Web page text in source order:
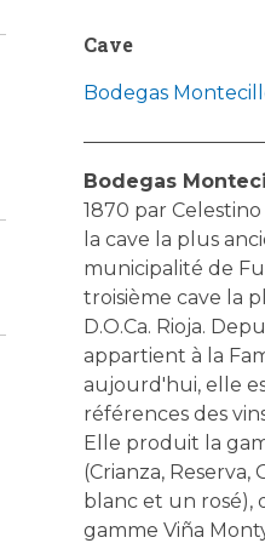
Cave
Bodegas
Bodegas
1870 par
la cave la plus
municipalité de
troisième cave la
D.O.Ca. Rioja.
appartient à la
aujourd'hui, elle
références des
Elle produit la
(Crianza, Reserva,
blanc et un rosé),
gamme Viña